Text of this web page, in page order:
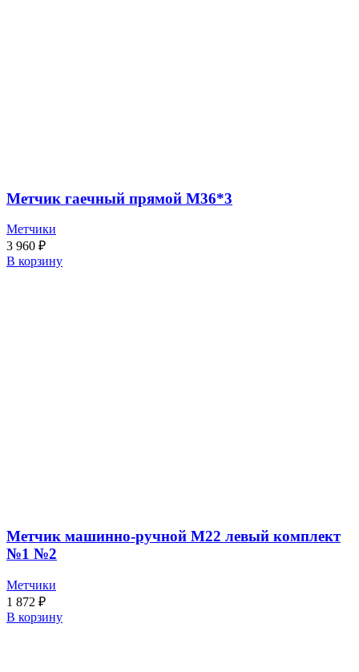
Метчик гаечный прямой М36*3
Метчики
3 960 ₽
В корзину
Метчик машинно-ручной М22 левый комплект
№1 №2
Метчики
1 872 ₽
В корзину